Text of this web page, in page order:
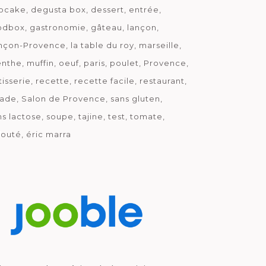
degusta box dessert
entrée
gastronomie gâteau
lançon
Provence
la table du roy
marseille
muffin oeuf paris poulet
Provence
recette recette facile
restaurant
Salon de Provence
sans gluten
lactose
soupe tajine test
tomate
éric marra